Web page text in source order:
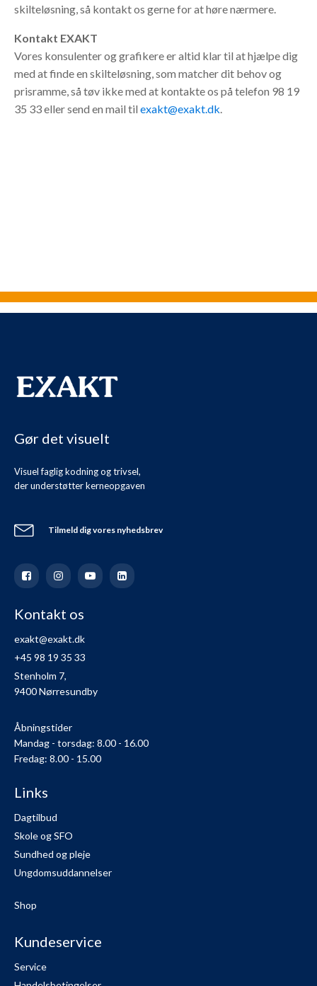
skilteløsning, så kontakt os gerne for at høre nærmere.
Kontakt EXAKT
Vores konsulenter og grafikere er altid klar til at hjælpe dig
med at finde en skilteløsning, som matcher dit behov og
prisramme, så tøv ikke med at kontakte os på telefon 98 19
35 33 eller send en mail til exakt@exakt.dk.
Gør det visuelt
Visuel faglig kodning og trivsel,
der understøtter kerneopgaven
Tilmeld dig vores nyhedsbrev
Kontakt os
exakt@exakt.dk
+45 98 19 35 33
Stenholm 7,
9400 Nørresundby
Åbningstider
Mandag - torsdag: 8.00 - 16.00
Fredag: 8.00 - 15.00
Links
Dagtilbud
Skole og SFO
Sundhed og pleje
Ungdomsuddannelser
Shop
Kundeservice
Service